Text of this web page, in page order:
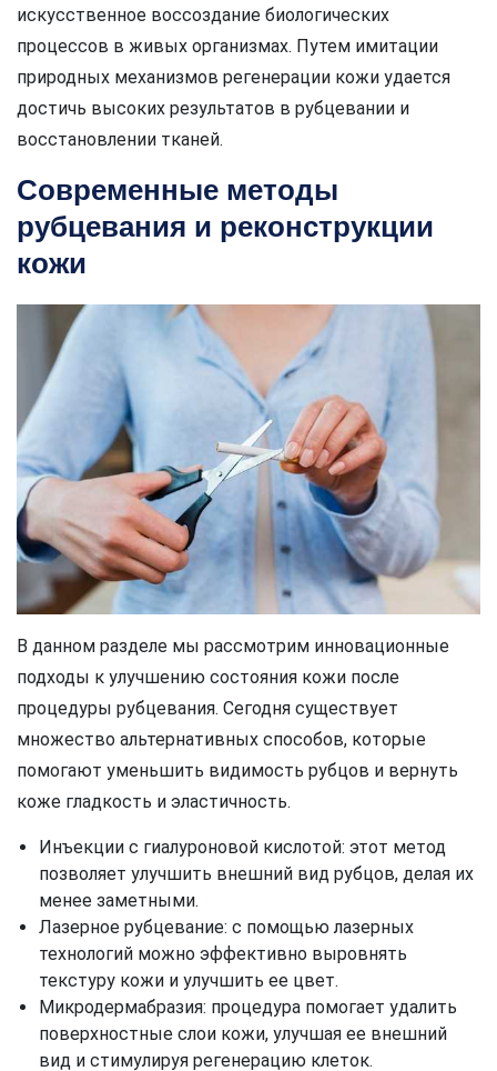
искусственное воссоздание биологических
процессов в живых организмах. Путем имитации
природных механизмов регенерации кожи удается
достичь высоких результатов в рубцевании и
восстановлении тканей.
Современные методы
рубцевания и реконструкции
кожи
В данном разделе мы рассмотрим инновационные
подходы к улучшению состояния кожи после
процедуры рубцевания. Сегодня существует
множество альтернативных способов, которые
помогают уменьшить видимость рубцов и вернуть
коже гладкость и эластичность.
Инъекции с гиалуроновой кислотой: этот метод
позволяет улучшить внешний вид рубцов, делая их
менее заметными.
Лазерное рубцевание: с помощью лазерных
технологий можно эффективно выровнять
текстуру кожи и улучшить ее цвет.
Микродермабразия: процедура помогает удалить
поверхностные слои кожи, улучшая ее внешний
вид и стимулируя регенерацию клеток.